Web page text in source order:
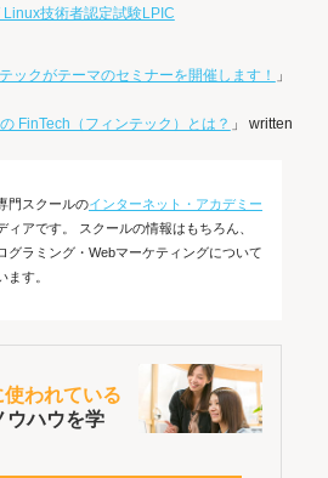
技術者認定試験LPIC
ックがテーマのセミナーを開催します！
」
FinTech（フィンテック）とは？ 」 written
門スクールのインターネット・アカデミー
ィアです。 スクールの情報はもちろん、
グラミング・Webマーケティングについて
す。
われている
ウハウを学